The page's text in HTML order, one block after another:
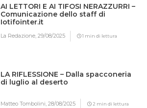
AI LETTORI E AI TIFOSI NERAZZURRI –
Comunicazione dello staff di
Iotifointer.it
La Redazione,29/08/2025 1 min di lettura
LA RIFLESSIONE – Dalla spacconeria
di luglio al deserto
Matteo Tombolini,28/08/2025 2 min di lettura